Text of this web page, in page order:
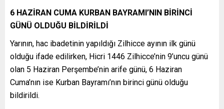
6 HAZİRAN CUMA KURBAN BAYRAMI’NIN BİRİNCİ
GÜNÜ OLDUĞU BİLDİRİLDİ
Yarının, hac ibadetinin yapıldığı Zilhicce ayının ilk günü
olduğu ifade edilirken, Hicri 1446 Zilhicce’nin 9’uncu günü
olan 5 Haziran Perşembe’nin arife günü, 6 Haziran
Cuma’nın ise Kurban Bayramı’nın birinci günü olduğu
bildirildi.